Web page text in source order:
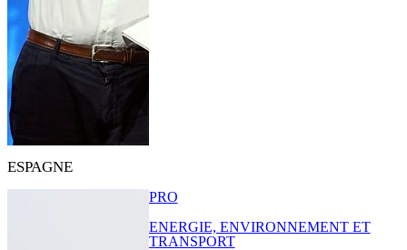
ESPAGNE
PRO
ENERGIE, ENVIRONNEMENT ET
TRANSPORT